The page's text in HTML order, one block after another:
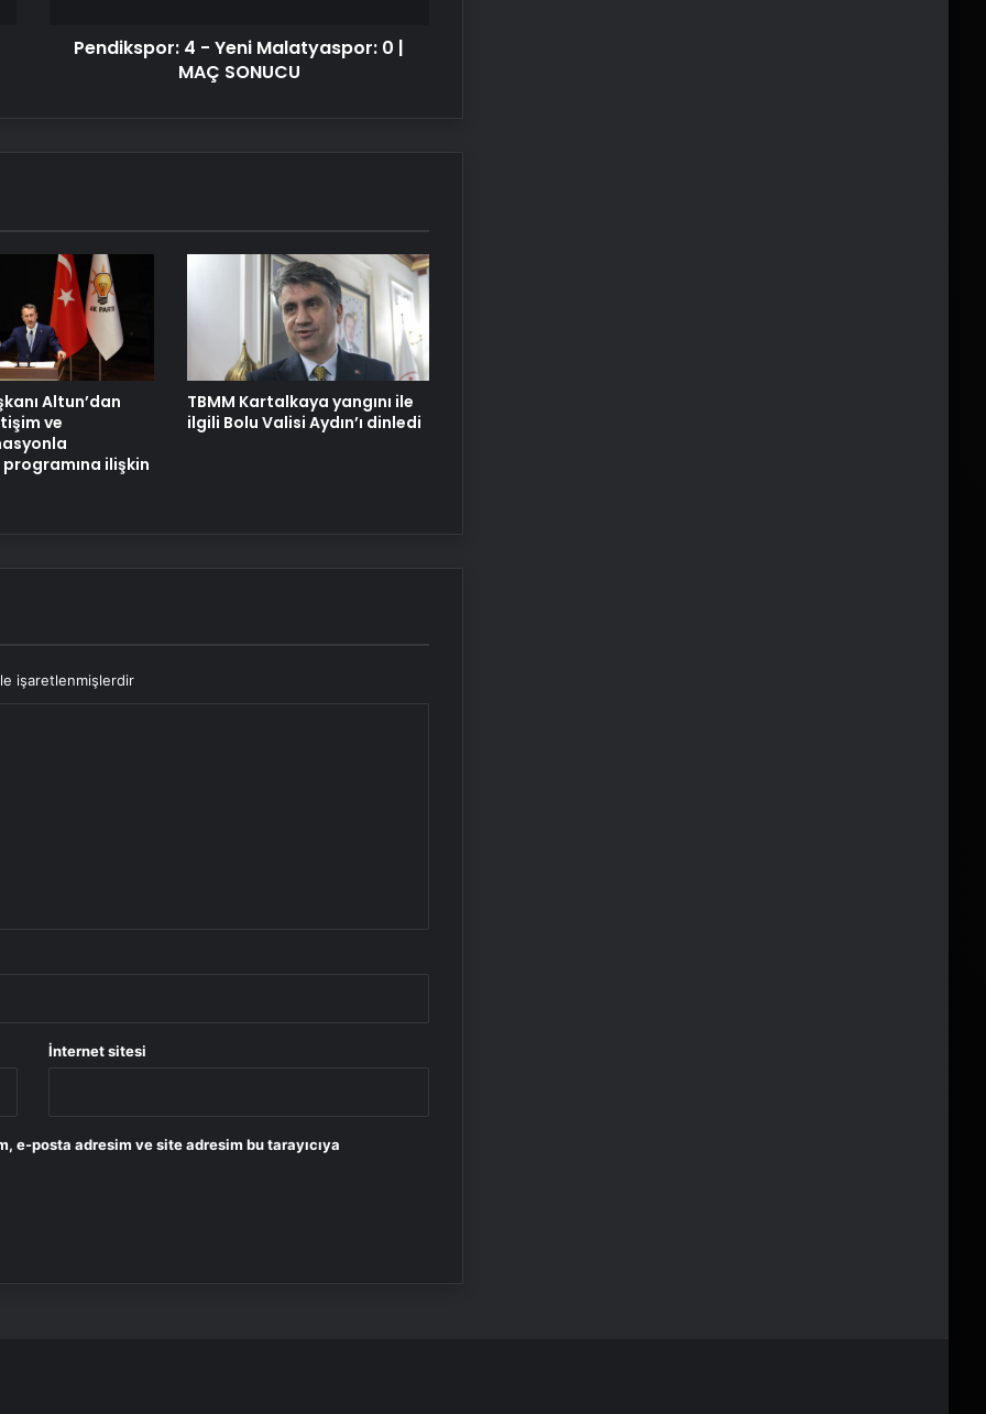
UETDS Nedir ? Uetds.com İle Akıllı
Hurda Fiyatları Güncel Olarak
Nereden Takip Edilir?
Datahost İle Güvenilir Sunucu
Hizmetleri
Pendikspor: 4 - Yeni Malatyaspor: 0 |
MAÇ SONUCU
Altun’dan
ve
ilişkin
TBMM Kartalkaya yangını ile
ilgili Bolu Valisi Aydın’ı dinledi
işaretlenmişlerdir
İnternet sitesi
e-posta adresim ve site adresim bu tarayıcıya